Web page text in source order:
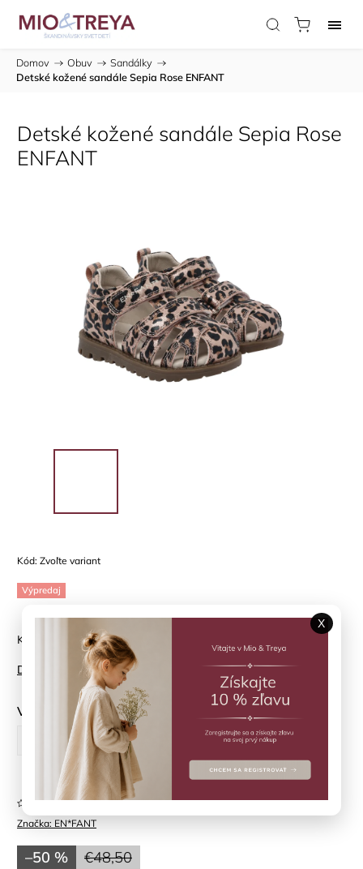
Domov / Obuv / Sandálky /
Detské kožené sandále Sepia Rose ENFANT
Detské kožené sandále Sepia Rose
ENFANT
Kód: Zvoľte variant
Výpredaj
Kožené sandále pre letné dni
Detailné informácie
Veľkosť topánky
21 22 25
Značka: EN*FANT
Neohodnotené
€48,50
–50 %
X